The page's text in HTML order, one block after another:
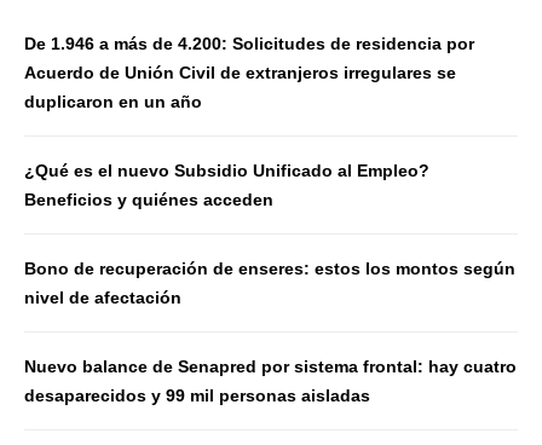
De 1.946 a más de 4.200: Solicitudes de residencia por
Acuerdo de Unión Civil de extranjeros irregulares se
duplicaron en un año
¿Qué es el nuevo Subsidio Unificado al Empleo?
Beneficios y quiénes acceden
Bono de recuperación de enseres: estos los montos según
nivel de afectación
Nuevo balance de Senapred por sistema frontal: hay cuatro
desaparecidos y 99 mil personas aisladas